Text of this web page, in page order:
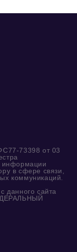
73398 от 03
информации
в сфере связи,
коммуникаций.
данного сайта